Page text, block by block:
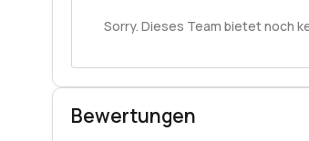
Sorry. Dieses Team bietet noch
Bewertungen